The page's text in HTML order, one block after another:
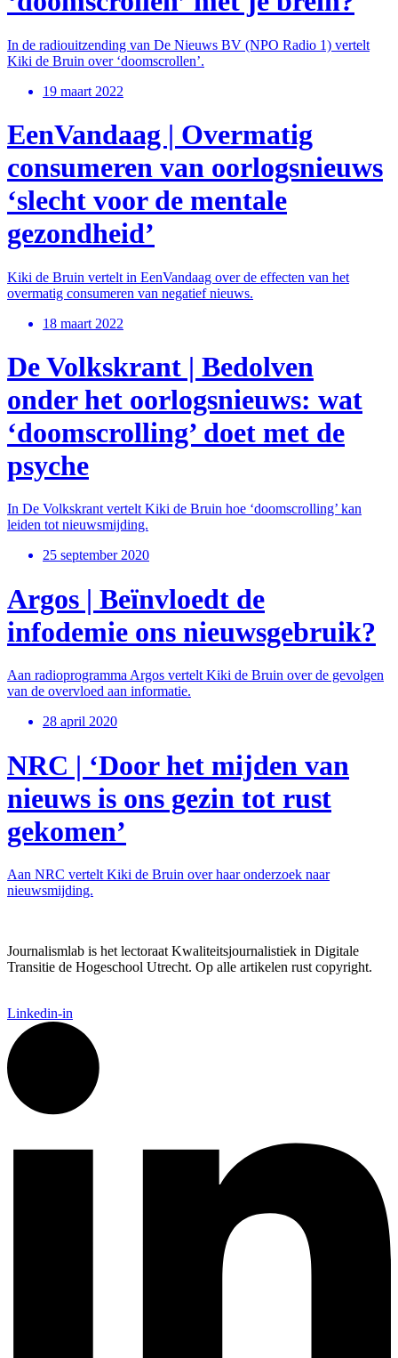
In de radiouitzending van De Nieuws BV (NPO Radio 1) vertelt
Kiki de Bruin over ‘doomscrollen’.
19 maart 2022
EenVandaag | Overmatig
consumeren van oorlogsnieuws
‘slecht voor de mentale
gezondheid’
Kiki de Bruin vertelt in EenVandaag over de effecten van het
overmatig consumeren van negatief nieuws.
18 maart 2022
De Volkskrant | Bedolven
onder het oorlogsnieuws: wat
‘doomscrolling’ doet met de
psyche
In De Volkskrant vertelt Kiki de Bruin hoe ‘doomscrolling’ kan
leiden tot nieuwsmijding.
25 september 2020
Argos | Beïnvloedt de
infodemie ons nieuwsgebruik?
Aan radioprogramma Argos vertelt Kiki de Bruin over de gevolgen
van de overvloed aan informatie.
28 april 2020
NRC | ‘Door het mijden van
nieuws is ons gezin tot rust
gekomen’
Aan NRC vertelt Kiki de Bruin over haar onderzoek naar
nieuwsmijding.
Journalismlab is het lectoraat Kwaliteitsjournalistiek in Digitale
Transitie de Hogeschool Utrecht. Op alle artikelen rust copyright.
Linkedin-in